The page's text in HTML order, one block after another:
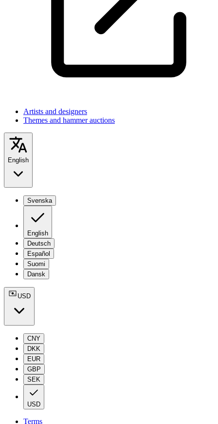
Artists and designers
Themes and hammer auctions
English
Svenska
English
Deutsch
Español
Suomi
Dansk
USD
CNY
DKK
EUR
GBP
SEK
USD
Terms